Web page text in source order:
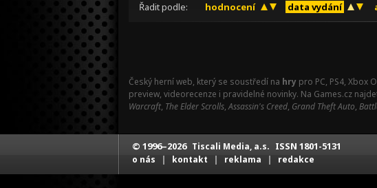
Řadit podle: hodnocení data vydání
Český herní web, který se soustředí na hry pro PC, PS4, Xbox
preview, videorecenze i pravidelné novinky. Na Games.cz
Warcraft, The Elder Scrolls,Assassin's Creed, Grand Theft Auto,
© 1996–2026 Tiscali Media, a.s. ISSN 1801-5131
o nás | kontakt | reklama | redakce